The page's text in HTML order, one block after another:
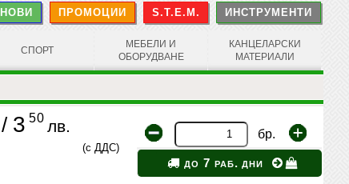
е празна
НОВИ ПРОМОЦИИ S.T.E.M. ИНСТРУМЕНТИ
СПОРТ
МЕБЕЛИ И
ОБОРУДВАНЕ
КАНЦЕЛАРСКИ
МАТЕРИАЛИ
/ 3 50 лв.
(с ДДС)
бр.
до 7 раб. дни